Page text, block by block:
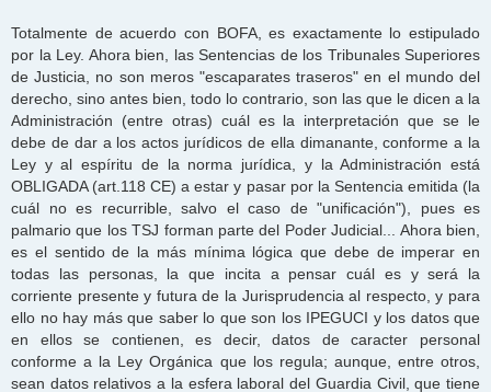
j
e
Totalmente de acuerdo con BOFA, es exactamente lo estipulado
por la Ley. Ahora bien, las Sentencias de los Tribunales Superiores
de Justicia, no son meros "escaparates traseros" en el mundo del
derecho, sino antes bien, todo lo contrario, son las que le dicen a la
Administración (entre otras) cuál es la interpretación que se le
debe de dar a los actos jurídicos de ella dimanante, conforme a la
Ley y al espíritu de la norma jurídica, y la Administración está
OBLIGADA (art.118 CE) a estar y pasar por la Sentencia emitida (la
cuál no es recurrible, salvo el caso de "unificación"), pues es
palmario que los TSJ forman parte del Poder Judicial... Ahora bien,
es el sentido de la más mínima lógica que debe de imperar en
todas las personas, la que incita a pensar cuál es y será la
corriente presente y futura de la Jurisprudencia al respecto, y para
ello no hay más que saber lo que son los IPEGUCI y los datos que
en ellos se contienen, es decir, datos de caracter personal
conforme a la Ley Orgánica que los regula; aunque, entre otros,
sean datos relativos a la esfera laboral del Guardia Civil, que tiene